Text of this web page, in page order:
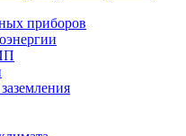
приборов